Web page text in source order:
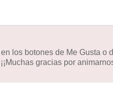
los botones de Me Gusta o
gracias por